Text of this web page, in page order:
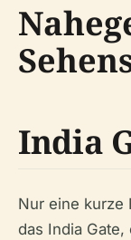
India
Nur eine kurze
das India